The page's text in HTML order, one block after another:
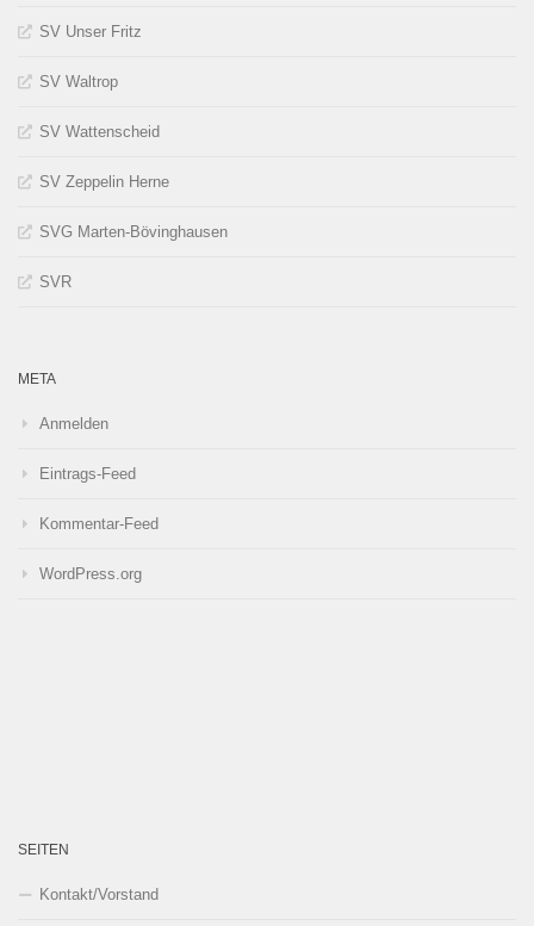
SV Unser Fritz
SV Waltrop
SV Wattenscheid
SV Zeppelin Herne
SVG Marten-Bövinghausen
SVR
META
Anmelden
Eintrags-Feed
Kommentar-Feed
WordPress.org
SEITEN
Kontakt/Vorstand